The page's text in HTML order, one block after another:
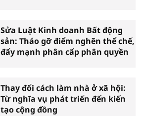
Sửa Luật Kinh doanh Bất động
sản: Tháo gỡ điểm nghẽn thể chế,
đẩy mạnh phân cấp phân quyền
Thay đổi cách làm nhà ở xã hội:
Từ nghĩa vụ phát triển đến kiến
tạo cộng đồng